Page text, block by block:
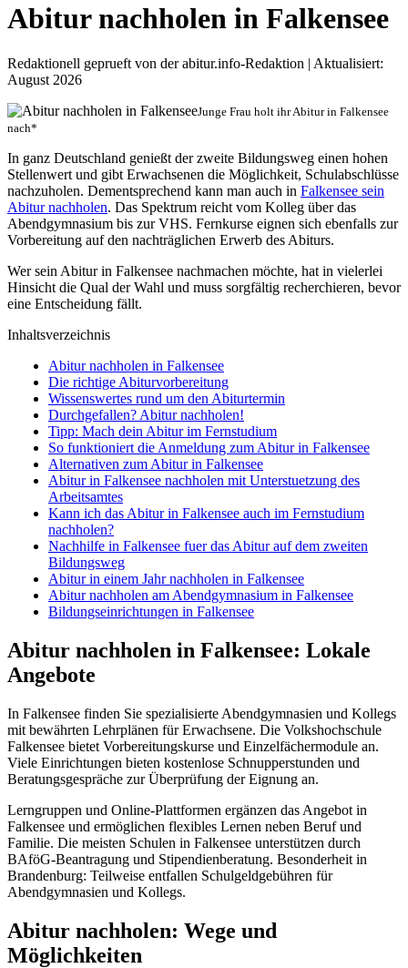
Abitur nachholen in Falkensee
Redaktionell geprueft von der abitur.info-Redaktion | Aktualisiert:
August 2026
Junge Frau holt ihr Abitur in Falkensee
nach*
In ganz Deutschland genießt der zweite Bildungsweg einen hohen
Stellenwert und gibt Erwachsenen die Möglichkeit, Schulabschlüsse
nachzuholen. Dementsprechend kann man auch in Falkensee sein
Abitur nachholen. Das Spektrum reicht vom Kolleg über das
Abendgymnasium bis zur VHS. Fernkurse eignen sich ebenfalls zur
Vorbereitung auf den nachträglichen Erwerb des Abiturs.
Wer sein Abitur in Falkensee nachmachen möchte, hat in vielerlei
Hinsicht die Qual der Wahl und muss sorgfältig recherchieren, bevor
eine Entscheidung fällt.
Inhaltsverzeichnis
Abitur nachholen in Falkensee
Die richtige Abiturvorbereitung
Wissenswertes rund um den Abiturtermin
Durchgefallen? Abitur nachholen!
Tipp: Mach dein Abitur im Fernstudium
So funktioniert die Anmeldung zum Abitur in Falkensee
Alternativen zum Abitur in Falkensee
Abitur in Falkensee nachholen mit Unterstuetzung des
Arbeitsamtes
Kann ich das Abitur in Falkensee auch im Fernstudium
nachholen?
Nachhilfe in Falkensee fuer das Abitur auf dem zweiten
Bildungsweg
Abitur in einem Jahr nachholen in Falkensee
Abitur nachholen am Abendgymnasium in Falkensee
Bildungseinrichtungen in Falkensee
Abitur nachholen in Falkensee: Lokale
Angebote
In Falkensee finden Sie spezialisierte Abendgymnasien und Kollegs
mit bewährten Lehrplänen für Erwachsene. Die Volkshochschule
Falkensee bietet Vorbereitungskurse und Einzelfächermodule an.
Viele Einrichtungen bieten kostenlose Schnupperstunden und
Beratungsgespräche zur Überprüfung der Eignung an.
Lerngruppen und Online-Plattformen ergänzen das Angebot in
Falkensee und ermöglichen flexibles Lernen neben Beruf und
Familie. Die meisten Schulen in Falkensee unterstützen durch
BAföG-Beantragung und Stipendienberatung. Besonderheit in
Brandenburg: Teilweise entfallen Schulgeldgebühren für
Abendgymnasien und Kollegs.
Abitur nachholen: Wege und
Möglichkeiten